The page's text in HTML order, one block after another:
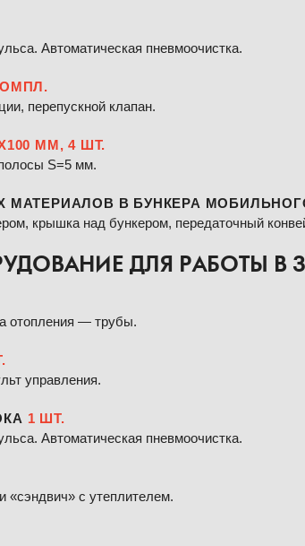
Автоматическая пневмоочистка.
перепускной клапан.
ММ, 4 ШТ.
S=5 мм.
МАТЕРИАЛОВ В БУНКЕРА
крышка над бункером, передаточный
ДЛЯ РАБОТЫ В
отопления — трубы.
управления.
1 ШТ.
Автоматическая пневмоочистка.
«сэндвич» с утеплителем.